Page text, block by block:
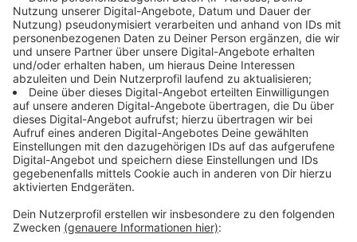
Damit die Kaninchen mehr Platz und Auslauf haben,
sind sie in das ehemalige Känguru-Gehege gezogen.
Das stand seit dem tödlichen Zwischenfall vor einem
guten Jahr leer. Der Wildpark freut sich außerdem über
eine Spende. Die Kneipe „Jraaduss“ aus Bürrig hat
einen Check von über 800 Euro übergeben. Schon im
dritten Jahr in Folge hat die Kneipe damit den Erlöse
der Weihnachtstombola gespendet.